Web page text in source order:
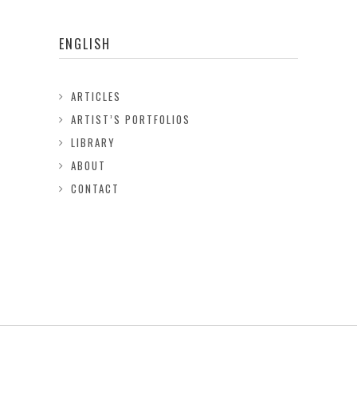
ENGLISH
ARTICLES
ARTIST’S PORTFOLIOS
LIBRARY
ABOUT
CONTACT